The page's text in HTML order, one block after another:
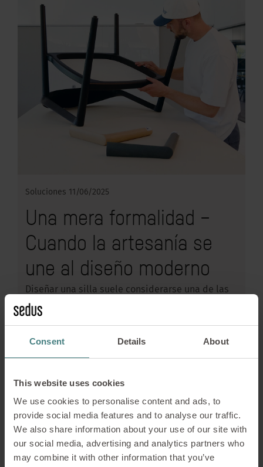
Consent Details About
This website uses cookies
We use cookies to personalise content and ads, to
provide social media features and to analyse our traffic.
We also share information about your use of our site with
our social media, advertising and analytics partners who
may combine it with other information that you’ve
Soluciones 11/06/2025
Una mera formalidad –
Cuando la artesanía se
une al diseño moderno
Diseñar una silla suele considerarse una de las
tareas más apasionantes y, al mismo tiempo,
más desafiantes para muchos diseñadores. Una
debe integrarse armoniosamente en el espacio,
incluso cuando no se está utilizando. Al diseñar
Thomas dio prioridad a un aspecto clave
además de la estética: los materiales debían ser
duraderos y la fabricación, de alta calidad y
orientada al confort.
LEER MÁS